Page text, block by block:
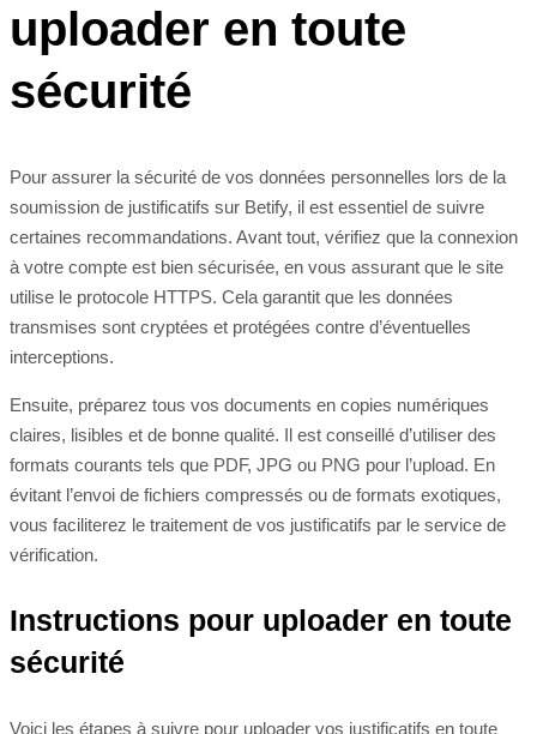
uploader en toute
sécurité
Pour assurer la sécurité de vos données personnelles lors de la
soumission de justificatifs sur Betify, il est essentiel de suivre
certaines recommandations. Avant tout, vérifiez que la connexion
à votre compte est bien sécurisée, en vous assurant que le site
utilise le protocole HTTPS. Cela garantit que les données
transmises sont cryptées et protégées contre d’éventuelles
interceptions.
Ensuite, préparez tous vos documents en copies numériques
claires, lisibles et de bonne qualité. Il est conseillé d’utiliser des
formats courants tels que PDF, JPG ou PNG pour l’upload. En
évitant l’envoi de fichiers compressés ou de formats exotiques,
vous faciliterez le traitement de vos justificatifs par le service de
vérification.
Instructions pour uploader en toute
sécurité
Voici les étapes à suivre pour uploader vos justificatifs en toute